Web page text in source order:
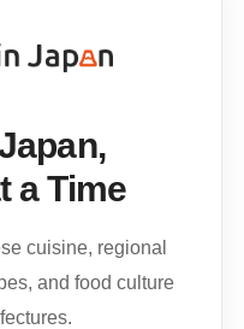
a Time
cuisine, regional
and food culture